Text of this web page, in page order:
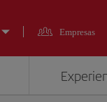
Empresas